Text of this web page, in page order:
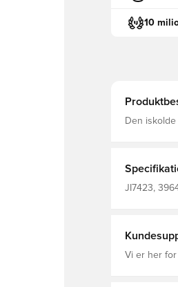
10
Den
det røde
fodbolden. Slank pasform Rund hals 100 % polyester
JI7423,
Vi er her